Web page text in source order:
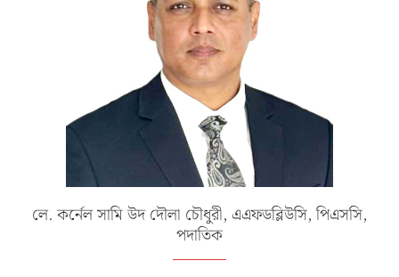
লে. কর্নেল সামি উদ দৌলা চৌধুরী, এএফডব্লিউসি, পিএসসি,
পদাতিক